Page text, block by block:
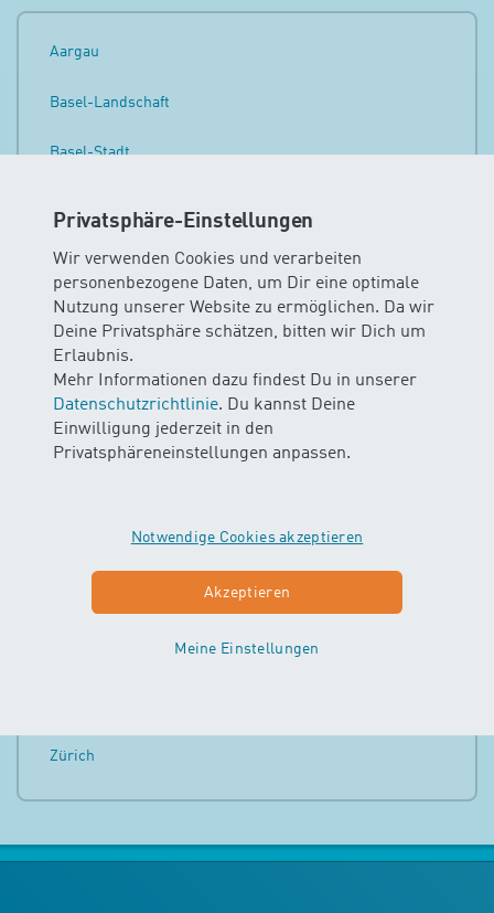
Privatsphäre-Einstellungen
Wir verwenden Cookies und verarbeiten
personenbezogene Daten, um Dir eine optimale
Nutzung unserer Website zu ermöglichen. Da wir
Deine Privatsphäre schätzen, bitten wir Dich um
Erlaubnis.
Mehr Informationen dazu findest Du in unserer
Datenschutzrichtlinie. Du kannst Deine
Einwilligung jederzeit in den
Privatsphäreneinstellungen anpassen.
Notwendige Cookies akzeptieren
Akzeptieren
Meine Einstellungen
Aargau
Basel-Landschaft
Basel-Stadt
Freiburg
Luzern
Nidwalden
Obwalden
Schaffhausen
St. Gallen
Zürich